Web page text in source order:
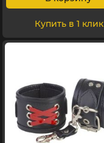
Купить в 1 клик